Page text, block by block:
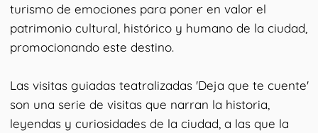
turismo de emociones para poner en valor el
patrimonio cultural, histórico y humano de la ciudad,
promocionando este destino.
Las visitas guiadas teatralizadas 'Deja que te cuente'
son una serie de visitas que narran la historia,
leyendas y curiosidades de la ciudad, a las que la